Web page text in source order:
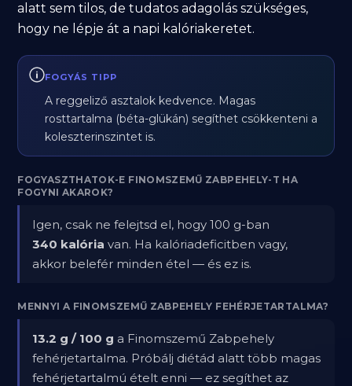
alatt sem tilos, de tudatos adagolás szükséges,
hogy ne lépje át a napi kalóriakeretet.
FOGYÁS TIPP
A reggeliző asztalok kedvence. Magas
rosttartalma (béta-glükán) segíthet csökkenteni a
koleszterinszintet is.
FOGYASZTHATOK-E FINOMSZEMŰ ZABPEHELY-T HA
FOGYNI AKAROK?
Igen, csak ne felejtsd el, hogy 100 g-ban
340 kalória van. Ha kalóriadeficitben vagy,
akkor belefér minden étel — és ez is.
MENNYI A FINOMSZEMŰ ZABPEHELY FEHÉRJETARTALMA?
13.2 g / 100 g a Finomszemű Zabpehely
fehérjetartalma. Próbálj diétád alatt több magas
fehérjetartalmú ételt enni — ez segíthet az